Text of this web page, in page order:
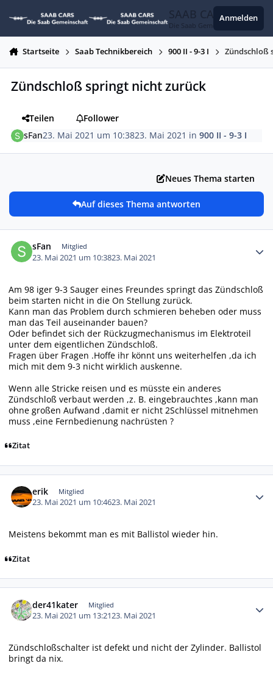
SAAB CARS
Die Saab Gemeinschaft
Anmelden
Startseite Saab Technikbereich 900 II - 9-3 I Zündschloß
Zündschloß springt nicht zurück
Teilen
Follower
sFan23. Mai 2021 um 10:3823. Mai 2021 in900 II - 9-3 I
Neues Thema starten
Auf dieses Thema antworten
sFan Mitglied
23. Mai 2021 um 10:3823. Mai 2021
Am 98 iger 9-3 Sauger eines Freundes springt das Zündschloß
beim starten nicht in die On Stellung zurück.
Kann man das Problem durch schmieren beheben oder muss
man das Teil auseinander bauen?
Oder befindet sich der Rückzugmechanismus im Elektroteil
unter dem eigentlichen Zündschloß.
Fragen über Fragen .Hoffe ihr könnt uns weiterhelfen ,da ich
mich mit dem 9-3 nicht wirklich auskenne.
Wenn alle Stricke reisen und es müsste ein anderes
Zündschloß verbaut werden ,z. B. eingebrauchtes ,kann man
ohne großen Aufwand ,damit er nicht 2Schlüssel mitnehmen
muss ,eine Fernbedienung nachrüsten ?
Zitat
erik Mitglied
23. Mai 2021 um 10:4623. Mai 2021
Meistens bekommt man es mit Ballistol wieder hin.
Zitat
der41kater Mitglied
23. Mai 2021 um 13:2123. Mai 2021
Zündschloßschalter ist defekt und nicht der Zylinder. Ballistol
bringt da nix.